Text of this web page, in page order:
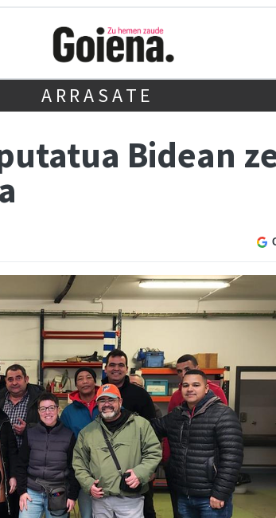
ARRASATE
Bidean